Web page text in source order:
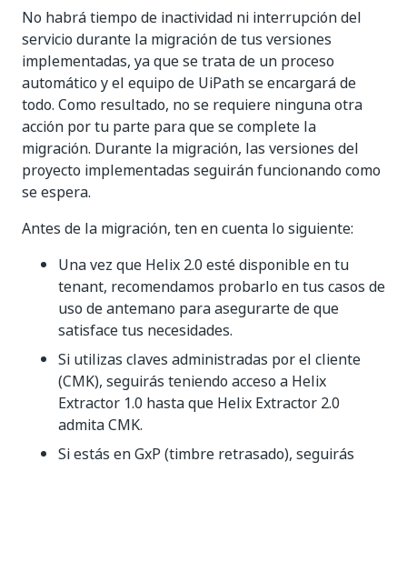
No habrá tiempo de inactividad ni interrupción del
servicio durante la migración de tus versiones
implementadas, ya que se trata de un proceso
automático y el equipo de UiPath se encargará de
todo. Como resultado, no se requiere ninguna otra
acción por tu parte para que se complete la
migración. Durante la migración, las versiones del
proyecto implementadas seguirán funcionando como
se espera.
Antes de la migración, ten en cuenta lo siguiente:
Una vez que Helix 2.0 esté disponible en tu
tenant, recomendamos probarlo en tus casos de
uso de antemano para asegurarte de que
satisface tus necesidades.
Si utilizas claves administradas por el cliente
(CMK), seguirás teniendo acceso a Helix
Extractor 1.0 hasta que Helix Extractor 2.0
admita CMK.
Si estás en GxP (timbre retrasado), seguirás